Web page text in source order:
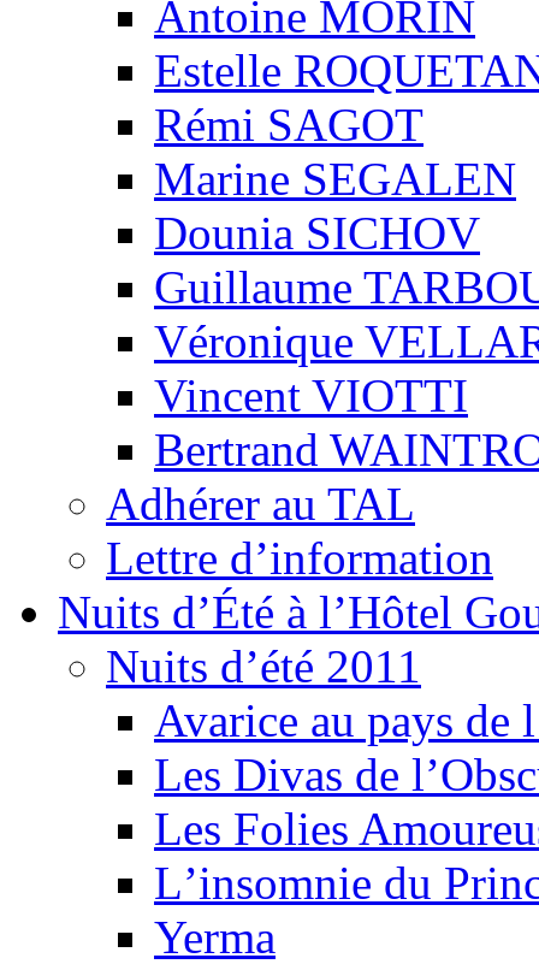
Antoine MORIN
Estelle
Rémi SAGOT
Marine SEGALEN
Dounia SICHOV
Guillaume
Véronique
Vincent VIOTTI
Bertrand
Adhérer au TAL
Lettre d’information
Nuits d’Été à l’Hôtel
Nuits d’été 2011
Avarice au pays de
Les Divas de
Les Folies
Lʼinsomnie du
Yerma